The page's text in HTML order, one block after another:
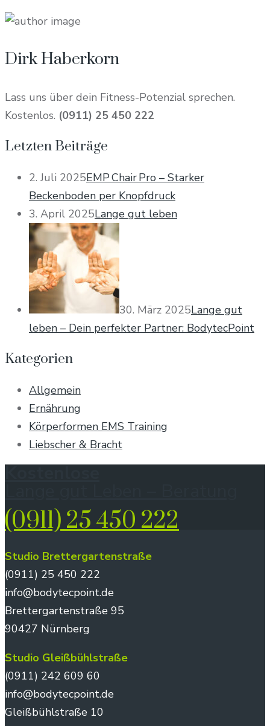
Dirk Haberkorn
Lass uns über dein Fitness-Potenzial sprechen.
Kostenlos. (0911) 25 450 222
Letzten Beiträge
2. Juli 2025EMP Chair Pro – Starker
Beckenboden per Knopfdruck
3. April 2025Lange gut leben
30. März 2025Lange gut
leben – Dein perfekter Partner: BodytecPoint
Kategorien
Allgemein
Ernährung
Körperformen EMS Training
Liebscher & Bracht
(0911) 25 450 222
Studio Brettergartenstraße
(0911) 25 450 222
info@bodytecpoint.de
Brettergartenstraße 95
90427 Nürnberg
Studio Gleißbühlstraße
(0911) 242 609 60
info@bodytecpoint.de
Gleißbühlstraße 10